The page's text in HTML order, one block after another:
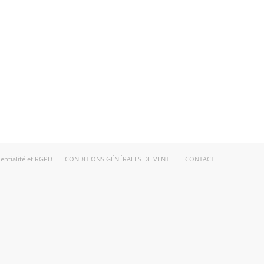
et RGPD CONDITIONS GÉNÉRALES DE VENTE CONTACT